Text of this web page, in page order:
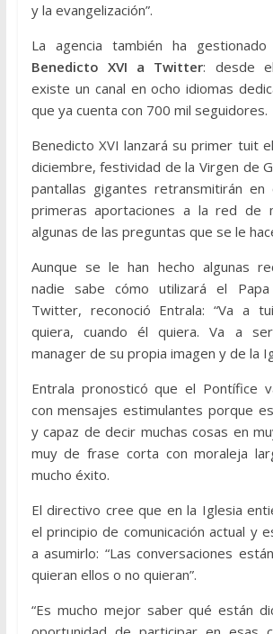
y la evangelización”.
La agencia también ha
Benedicto XVI a Twitter: desde
existe un canal en ocho idiomas
que ya cuenta con 700 mil seguidores.
Benedicto XVI lanzará su primer tuit
diciembre, festividad de la Virgen de
pantallas gigantes retransmitirán en
primeras aportaciones a la red de
algunas de las preguntas que se le
Aunque se le han hecho algunas
nadie sabe cómo utilizará el
Twitter, reconoció Entrala: “Va a
quiera, cuando él quiera. Va a
manager de su propia imagen y de la
Entrala pronosticó que el Pontífice
con mensajes estimulantes porque
y capaz de decir muchas cosas en
muy de frase corta con moraleja
mucho éxito.
El directivo cree que en la Iglesia
el principio de comunicación actual y
a asumirlo: “Las conversaciones
quieran ellos o no quieran”.
“Es mucho mejor saber qué están